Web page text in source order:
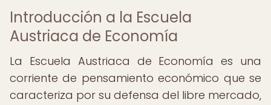
Introducción a la Escuela
Austriaca de Economía
La Escuela Austriaca de Economía es una
corriente de pensamiento económico que se
caracteriza por su defensa del libre mercado,